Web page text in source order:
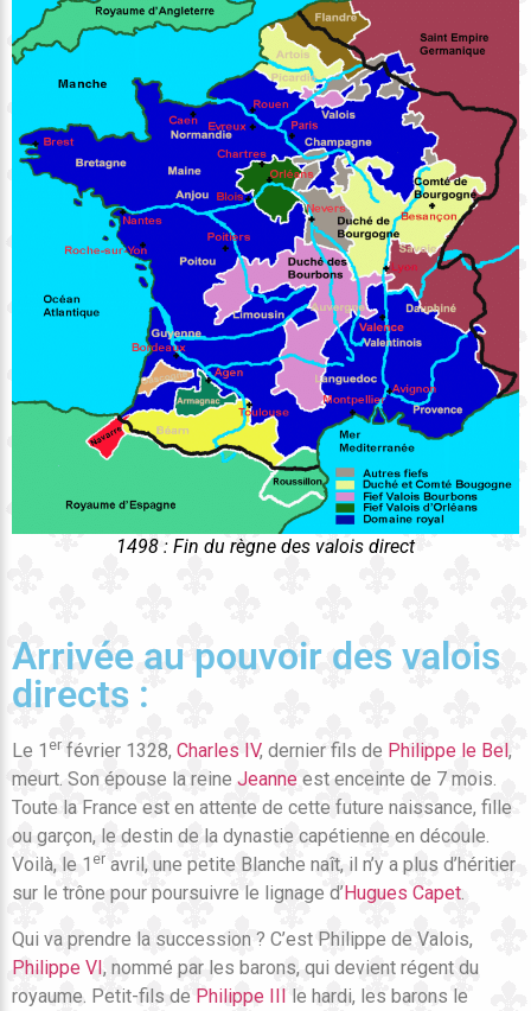
1498 : Fin du règne des valois direct
Arrivée au pouvoir des valois
directs :
Le 1 er février 1328, Charles IV, dernier fils de Philippe le Bel ,
meurt. Son épouse la reine Jeanne est enceinte de 7 mois.
Toute la France est en attente de cette future naissance, fille
ou garçon, le destin de la dynastie capétienne en découle.
Voilà, le 1 er avril, une petite Blanche naît, il n’y a plus d’héritier
sur le trône pour poursuivre le lignage d’Hugues Capet.
Qui va prendre la succession ? C’est Philippe de Valois,
Philippe VI, nommé par les barons, qui devient régent du
royaume. Petit-fils de Philippe III le hardi, les barons le